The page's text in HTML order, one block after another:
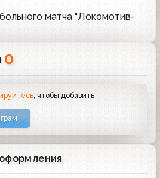
матча "Локомотив-
0
, чтобы добавить